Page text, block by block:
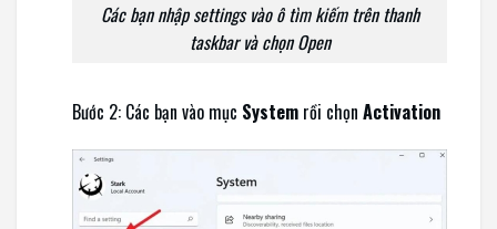
Các bạn nhập settings vào ô tìm kiếm trên thanh
taskbar và chọn Open
Bước 2: Các bạn vào mục System rồi chọn Activation